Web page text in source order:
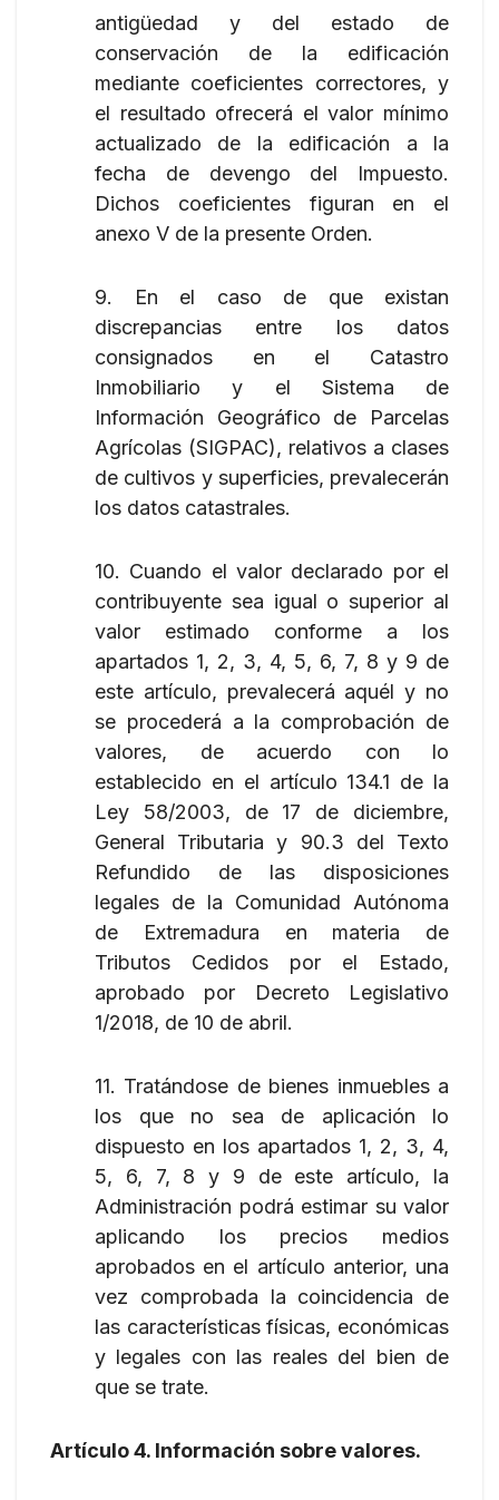
antigüedad y del estado de
conservación de la edificación
mediante coeficientes correctores, y
el resultado ofrecerá el valor mínimo
actualizado de la edificación a la
fecha de devengo del Impuesto.
Dichos coeficientes figuran en el
anexo V de la presente Orden.
9. En el caso de que existan
discrepancias entre los datos
consignados en el Catastro
Inmobiliario y el Sistema de
Información Geográfico de Parcelas
Agrícolas (SIGPAC), relativos a clases
de cultivos y superficies, prevalecerán
los datos catastrales.
10. Cuando el valor declarado por el
contribuyente sea igual o superior al
valor estimado conforme a los
apartados 1, 2, 3, 4, 5, 6, 7, 8 y 9 de
este artículo, prevalecerá aquél y no
se procederá a la comprobación de
valores, de acuerdo con lo
establecido en el artículo 134.1 de la
Ley 58/2003, de 17 de diciembre,
General Tributaria y 90.3 del Texto
Refundido de las disposiciones
legales de la Comunidad Autónoma
de Extremadura en materia de
Tributos Cedidos por el Estado,
aprobado por Decreto Legislativo
1/2018, de 10 de abril.
11. Tratándose de bienes inmuebles a
los que no sea de aplicación lo
dispuesto en los apartados 1, 2, 3, 4,
5, 6, 7, 8 y 9 de este artículo, la
Administración podrá estimar su valor
aplicando los precios medios
aprobados en el artículo anterior, una
vez comprobada la coincidencia de
las características físicas, económicas
y legales con las reales del bien de
que se trate.
Artículo 4. Información sobre valores.